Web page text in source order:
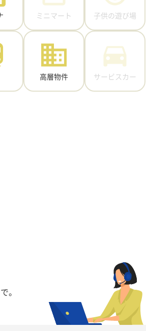
ミニマート 子供の遊び場
高層物件 サービスカー
。